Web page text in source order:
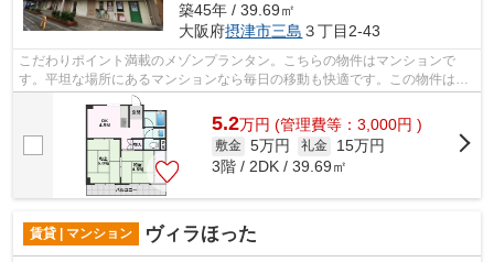
築45年 / 39.69㎡
大阪府摂津市三島 ３丁目2-43
こだわりポイント満載のメゾンプランタン。こちらの物件はマンションで
す。平坦な場所にあるマンションなら毎日の移動も快適です。この物件は強
度の高いRC構造です。ミライズ吹田店に...
5.2万円 (管理費等：3,000円 )
敷金 5万円 礼金
15万円
3階 / 2DK / 39.69㎡
賃貸 | マンション ヴィラほった